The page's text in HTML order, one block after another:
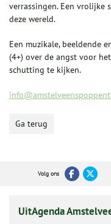
verrassingen. Een vrolijke
deze wereld.
Een muzikale, beeldende
(4+) over de angst voor
schutting te kijken.
Ga terug
Volg ons
UitAgenda